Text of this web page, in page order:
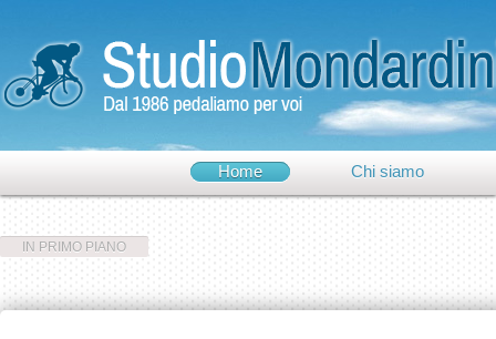
Chi siamo
Home
IN PRIMO PIANO